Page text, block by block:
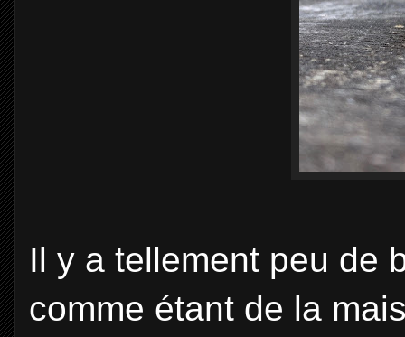
Il y a tellement peu de
comme étant de la